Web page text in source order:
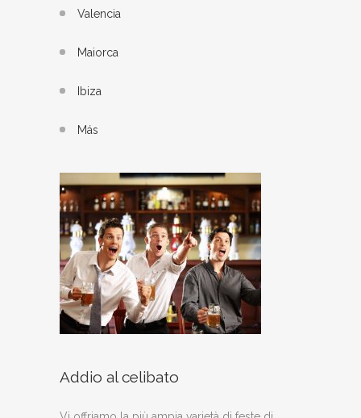
Valencia
Maiorca
Ibiza
Más
Addio al celibato